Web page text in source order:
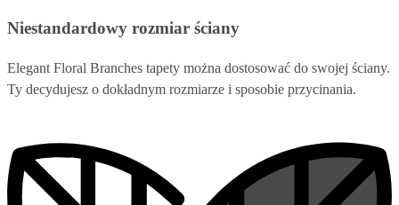
Niestandardowy rozmiar ściany
Elegant Floral Branches tapety można dostosować do swojej ściany.
Ty decydujesz o dokładnym rozmiarze i sposobie przycinania.